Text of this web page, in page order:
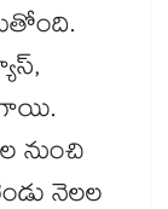
నుంచి
నెలల